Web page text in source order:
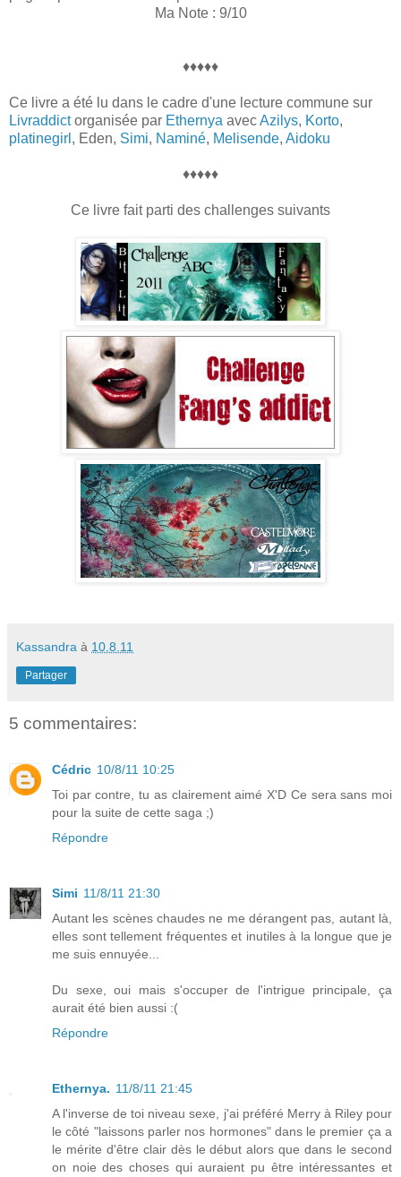
Ma Note : 9/10
♦♦♦♦♦
Ce livre a été lu dans le cadre d'une lecture commune sur
Livraddictorganisée par Ethernya avecAzilys, Korto,
platinegirl , Eden, Simi, Naminé, Melisende, Aidoku
♦♦♦♦♦
Ce livre fait parti des challenges suivants
Kassandra à 10.8.11
Partager
5 commentaires:
Cédric 10/8/11 10:25
Toi par contre, tu as clairement aimé X'D Ce sera sans moi
pour la suite de cette saga ;)
Répondre
Simi 11/8/11 21:30
Autant les scènes chaudes ne me dérangent pas, autant là,
elles sont tellement fréquentes et inutiles à la longue que je
me suis ennuyée...
Du sexe, oui mais s'occuper de l'intrigue principale, ça
aurait été bien aussi :(
Répondre
Ethernya. 11/8/11 21:45
A l'inverse de toi niveau sexe, j'ai préféré Merry à Riley pour
le côté "laissons parler nos hormones" dans le premier ça a
le mérite d'être clair dès le début alors que dans le second
on noie des choses qui auraient pu être intéressantes et